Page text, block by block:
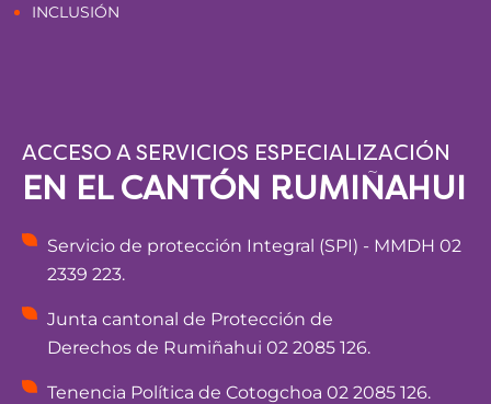
INCLUSIÓN
ACCESO A SERVICIOS ESPECIALIZACIÓN
EN EL CANTÓN RUMIÑAHUI
Servicio de protección Integral (SPI) - MMDH 02
2339 223.
Junta cantonal de Protección de
Derechos de Rumiñahui 02 2085 126.
Tenencia Política de Cotogchoa 02 2085 126.